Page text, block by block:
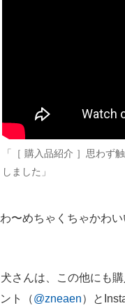
「［ 購入品紹介 ］思わず
しました」
〜めちゃくちゃかわ
さんは、この他にも
ト（@zneaen）と